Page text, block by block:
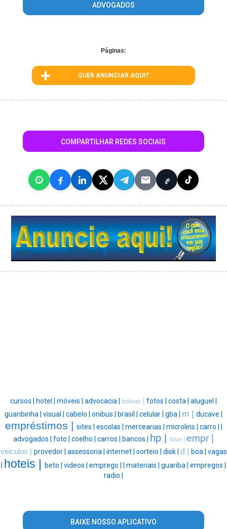
ADVOGADOS
Páginas:
QUER ANUNCIAR AQUI?
COMPARTILHAR REDES SOCIAIS
cursos | hotel | móveis | advocacia | bolsas | fotos | costa | aluguel |
guaribinha | visual | cabelo | onibus | brasil | celular | gba | m | ducave |
empréstimos | sites | escolas | mercearias | microlins | carro | |
advogados | foto | coelho | carros | bancos | hp | blue | empr |
veiculos | provedor | assessoria | internet | sorteio | disk | d | boa | vagas
| hoteis | beto | videos | emprego | | materiais | guariba | empregos |
radio |
BAIXE NOSSO APLICATIVO